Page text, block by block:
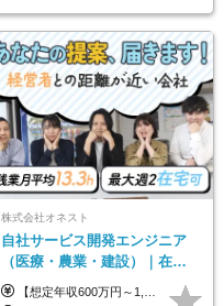
株式会社オネスト
自社サービス開発エンジニア
（医療・農業・建設）｜在宅
あり｜残業月平均13.3h｜年収
【想定年収600万円～1,300万円】 ★賞与年2回＋勤務地手当＋残業手当（年平均残業時間にて算出）を含む ※基本給＋勤務地手当＋役職手当 ※勤務地手当：結婚の有無に関係なく、物価などの違いを考慮して全社員に支給されます 月給40万円～89万円 ＜各種手当＞ ■勤務地手当（東京2万円／月、大阪1万円／月、名古屋5000円／月） ■通勤手当（月額5万円まで） ■扶養手当（6,000円／扶養親族一人） ■役職手当（8,000円～15万円） ※残業代は1分単位で全額支給します ※経験やスキルを考慮し、当社規定により給与を決定します ※執行役員は年俸制となる場合があります